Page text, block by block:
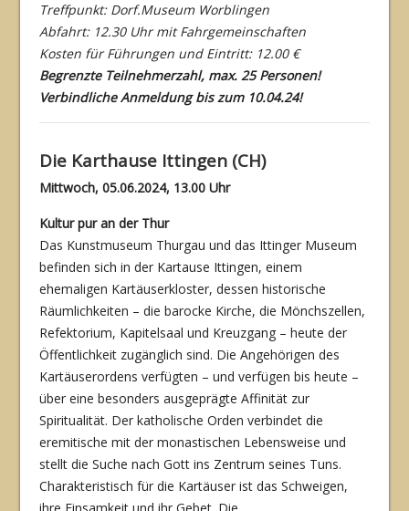
Treffpunkt: Dorf.Museum Worblingen
Abfahrt: 12.30 Uhr mit Fahrgemeinschaften
Kosten für Führungen und Eintritt: 12.00 €
Begrenzte Teilnehmerzahl, max. 25 Personen!
Verbindliche Anmeldung bis zum 10.04.24!
Die Karthause Ittingen (CH)
Mittwoch, 05.06.2024, 13.00 Uhr
Kultur pur an der Thur
Das Kunstmuseum Thurgau und das Ittinger Museum
befinden sich in der Kartause Ittin­gen, einem
ehemaligen Kartäuserkloster, dessen historische
Räumlichkeiten – die barocke Kirche, die Mönchszellen,
Refektorium, Kapitelsaal und Kreuzgang – heute der
Öffentlich­keit zugänglich sind. Die Angehörigen des
Kartäuserordens verfügten – und verfügen bis heute –
über eine besonders ausgeprägte Affinität zur
Spiritualität. Der katholische Orden verbindet die
eremitische mit der monastischen Lebensweise und
stellt die Suche nach Gott ins Zentrum seines Tuns.
Charakteristisch für die Kartäuser ist das Schweigen,